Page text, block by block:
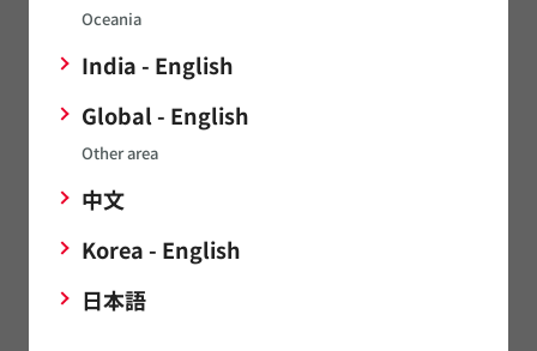
Oceania
India - English
Global - English
Other area
中文
Korea - English
日本語
インダクタ（コイル）
ノイズ対策部品/EMI除去フィルタ/TVSダイオード
サーミスタ
センサ
タイミングデバイス
発音部品
電源関連製品